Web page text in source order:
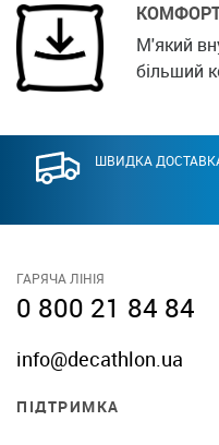
М'який
більший
ШВИДКА
ГАРЯЧА ЛІНІЯ
0 800 21 84 84
info@decathlon.ua
ПІДТРИМКА